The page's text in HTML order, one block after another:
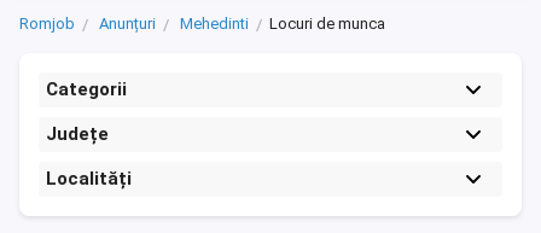
Romjob Anunțuri Mehedinti Locuri de munca
Categorii
Județe
Localități